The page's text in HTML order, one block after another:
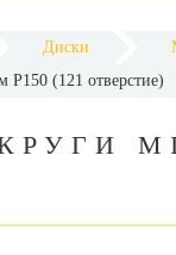
Диски
(121 отверстие)